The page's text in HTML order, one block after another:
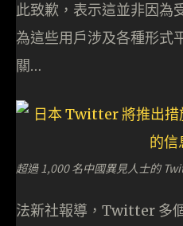
此致歉，表示這並非因為
為這些用戶涉及各種形式
關…
超過 1,000 名中國異見人士的
法新社報導，Twitter 多